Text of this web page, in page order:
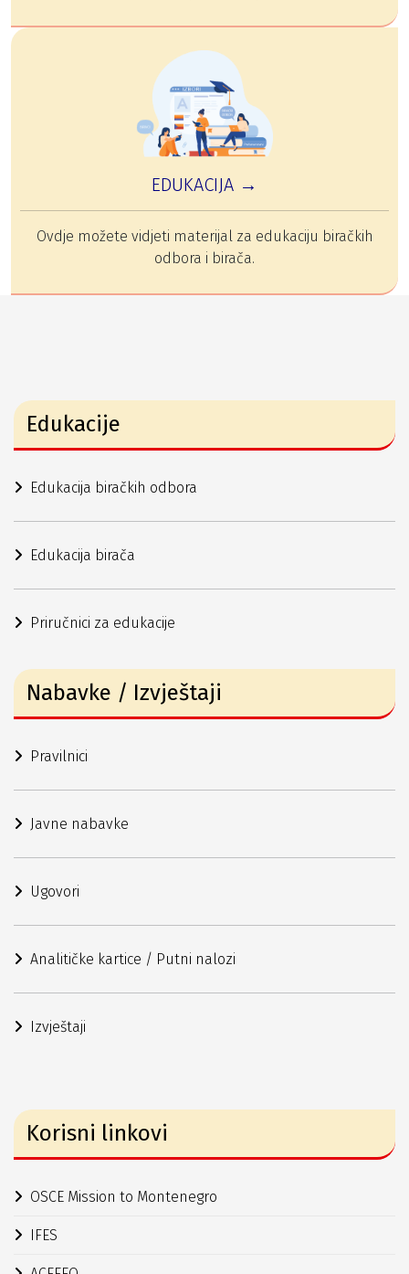
EDUKACIJA →
Ovdje možete vidjeti materijal za edukaciju biračkih
odbora i birača.
Edukacije
Edukacija biračkih odbora
Edukacija birača
Priručnici za edukacije
Nabavke / Izvještaji
Pravilnici
Javne nabavke
Ugovori
Analitičke kartice / Putni nalozi
Izvještaji
Korisni linkovi
OSCE Mission to Montenegro
IFES